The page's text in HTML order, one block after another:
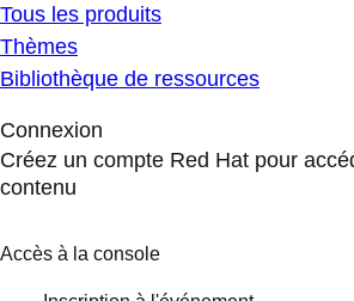
Tous les produits
Thèmes
Bibliothèque de ressources
Connexion
Créez un compte Red Hat pour
contenu
Accès à la console